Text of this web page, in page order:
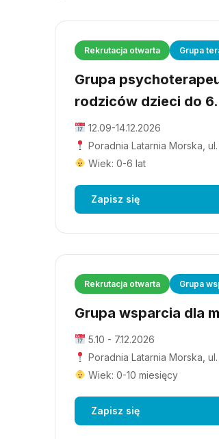
Rekrutacja otwarta Grupa
Grupa
rodziców dzieci do
12.09-14.12.2026
Poradnia Latarnia Morska,
Wiek: 0-6 lat
Zapisz się
Rekrutacja otwarta Grupa
Grupa wsparcia dla
5.10 - 7.12.2026
Poradnia Latarnia Morska,
Wiek: 0-10 miesięcy
Zapisz się